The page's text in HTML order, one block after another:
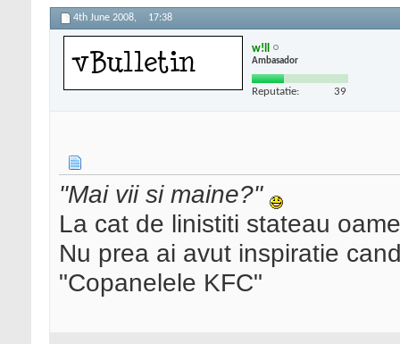
4th June 2008, 17:38
w!ll
Ambasador
Reputatie: 39
"Mai vii si maine?"
La cat de linistiti stateau
Nu prea ai avut inspiratie
"Copanelele KFC"